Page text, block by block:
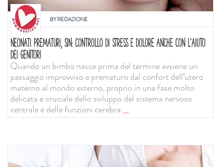
BYREDAZIONE
NEONATI PREMATURI, SIN: CONTROLLO DI STRESS E DOLORE ANCHE CON L'AIUTO
DEI GENITORI
Quando un bimbo nasce prima del termine avviene un
passaggio improvviso e prematuro dal confort dell’utero
materno al mondo esterno, proprio in una fase molto
delicata e cruciale dello sviluppo del sistema nervoso
centrale e delle funzioni cerebra...